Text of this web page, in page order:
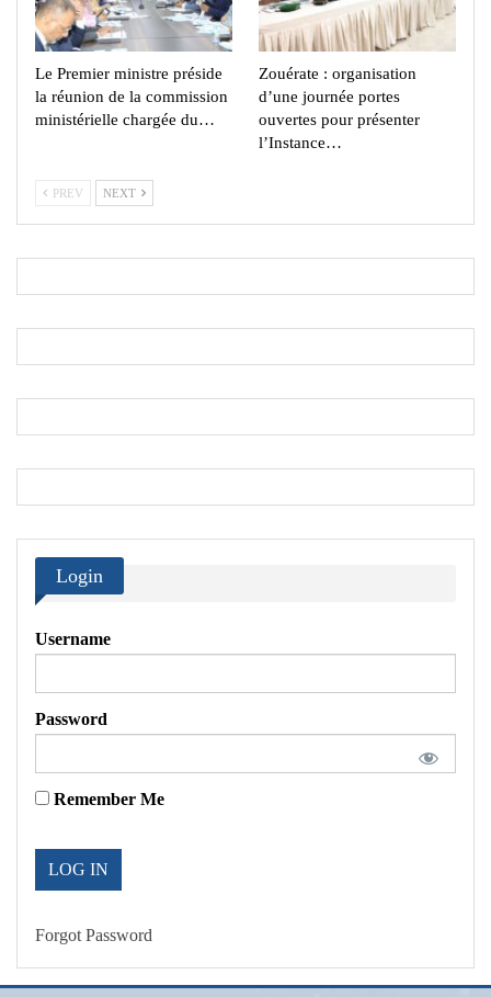
Le Premier ministre préside
la réunion de la commission
ministérielle chargée du…
Zouérate : organisation
d’une journée portes
ouvertes pour présenter
l’Instance…
PREV NEXT
Login
Username
Password
Remember Me
Forgot Password